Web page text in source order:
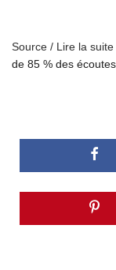
Source / Lire la suite
de 85 % des